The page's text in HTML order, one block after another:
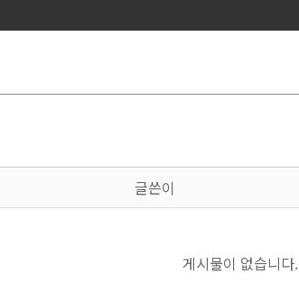
글쓴이
게시물이 없습니다.